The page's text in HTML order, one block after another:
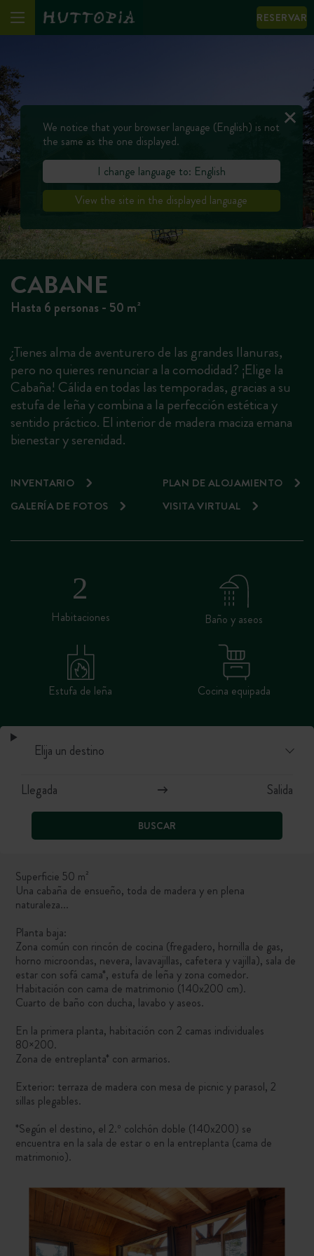
RESERVAR
CABANE
Hasta 6 personas - 50 m²
¿Tienes alma de aventurero de las grandes llanuras,
pero no quieres renunciar a la comodidad? ¡Elige la
Cabaña! Cálida en todas las temporadas, gracias a su
estufa de leña y combina a la perfección estética y
sentido práctico. El interior de madera maciza emana
bienestar y serenidad.
INVENTARIO
PLAN DE ALOJAMIENTO
GALERÍA DE FOTOS
VISITA VIRTUAL
Habitaciones Baño y aseos
Estufa de leña Cocina equipada
BUSCAR
Superficie 50 m²
Una cabaña de ensueño, toda de madera y en plena
naturaleza...
Planta baja:
Zona común con rincón de cocina (fregadero, hornilla de gas,
horno microondas, nevera, lavavajillas, cafetera y vajilla), sala de
estar con sofá cama*, estufa de leña y zona comedor.
Habitación con cama de matrimonio (140x200 cm).
Cuarto de baño con ducha, lavabo y aseos.
En la primera planta, habitación con 2 camas individuales
80×200.
Zona de entreplanta* con armarios.
Exterior: terraza de madera con mesa de picnic y parasol, 2
sillas plegables.
*Según el destino, el 2.º colchón doble (140x200) se
encuentra en la sala de estar o en la entreplanta (cama de
matrimonio).
We notice that your browser language (English) is not
the same as the one displayed.
I change language to: English
View the site in the displayed language